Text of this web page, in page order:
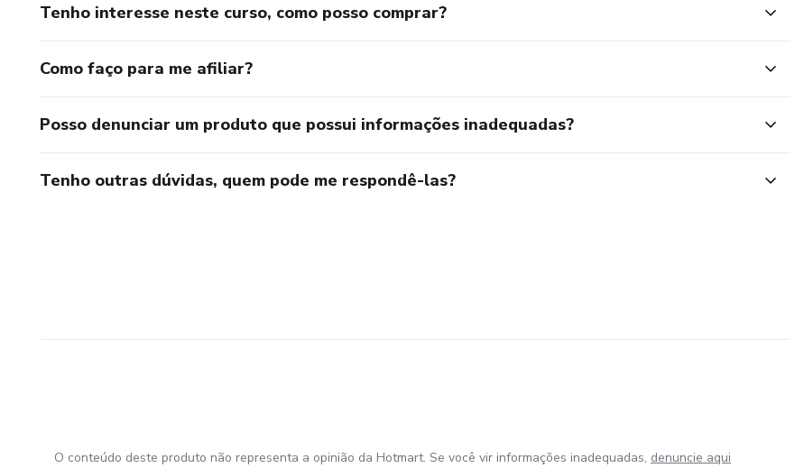
Tenho interesse neste curso, como posso comprar?
Como faço para me afiliar?
Posso denunciar um produto que possui informações inadequadas?
Tenho outras dúvidas, quem pode me respondê-las?
O conteúdo deste produto não representa a opinião da Hotmart. Se você vir informações inadequadas, denuncie aqui